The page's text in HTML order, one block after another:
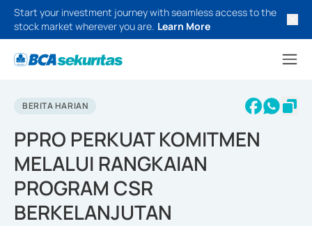
Start your investment journey with seamless access to the
stock market wherever you are. Learn More
BERITA HARIAN
PPRO PERKUAT KOMITMEN
MELALUI RANGKAIAN
PROGRAM CSR
BERKELANJUTAN